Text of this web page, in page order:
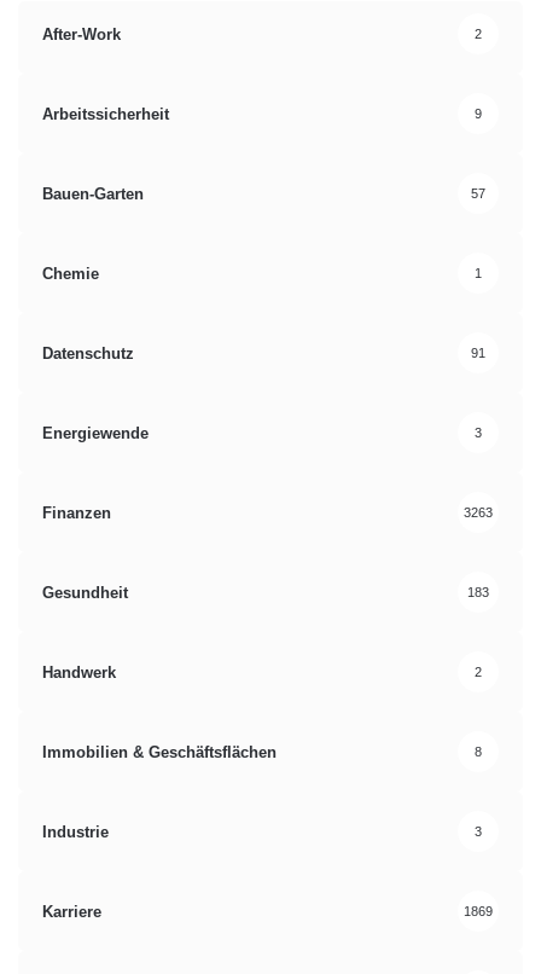
After-Work 2
Arbeitssicherheit 9
Bauen-Garten 57
Chemie 1
Datenschutz 91
Energiewende 3
Finanzen 3263
Gesundheit 183
Handwerk 2
Immobilien & Geschäftsflächen 8
Industrie 3
Karriere 1869